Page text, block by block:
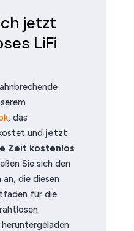
jetzt
LiFi
, das
und jetzt
Zeit kostenlos
Sie sich den
die diesen
für die